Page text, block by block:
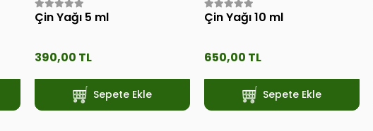
Çin Yağı 5 ml
390,00 TL
Sepete Ekle
Çin Yağı 10 ml
650,00 TL
Sepete Ekle